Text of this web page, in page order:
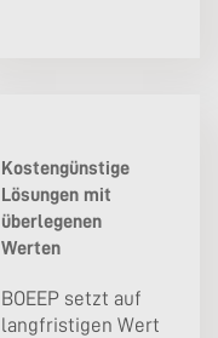
Kostengünstige
Lösungen mit
überlegenen
Werten
BOEEP setzt auf
langfristigen Wert